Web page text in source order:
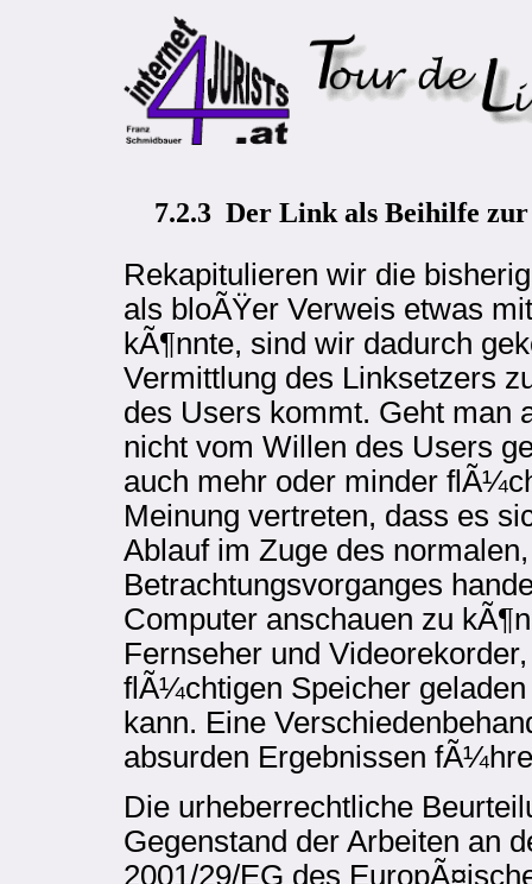
7.2.3 Der Link als Beihilfe
Rekapitulieren wir die
als bloÃŸer Verweis etwas
kÃ¶nnte, sind wir dadurch
Vermittlung des Linksetzers
des Users kommt. Geht man
nicht vom Willen des Users
auch mehr oder minder
Meinung vertreten, dass es
Ablauf im Zuge des
Betrachtungsvorganges
Computer anschauen zu
Fernseher und
flÃ¼chtigen Speicher
kann. Eine
absurden Ergebnissen
Die urheberrechtliche
Gegenstand der Arbeiten an
2001/29/EG des